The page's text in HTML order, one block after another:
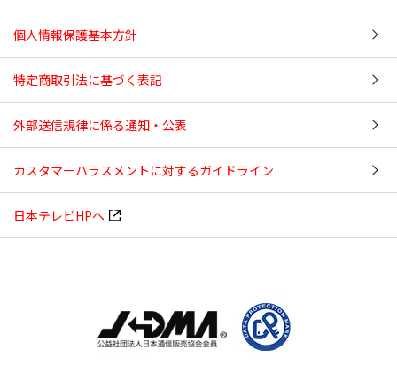
個人情報保護基本方針
特定商取引法に基づく表記
外部送信規律に係る通知・公表
カスタマーハラスメントに対するガイドライン
日本テレビHPへ